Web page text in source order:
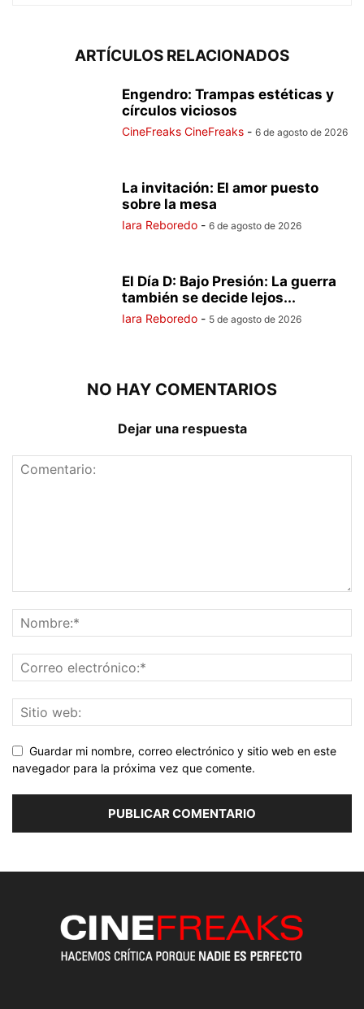
ARTÍCULOS RELACIONADOS
Engendro: Trampas estéticas y
círculos viciosos
CineFreaks CineFreaks - 6 de agosto de 2026
La invitación: El amor puesto
sobre la mesa
Iara Reboredo - 6 de agosto de 2026
El Día D: Bajo Presión: La guerra
también se decide lejos...
Iara Reboredo - 5 de agosto de 2026
NO HAY COMENTARIOS
Dejar una respuesta
Guardar mi nombre, correo electrónico y sitio web en este
navegador para la próxima vez que comente.